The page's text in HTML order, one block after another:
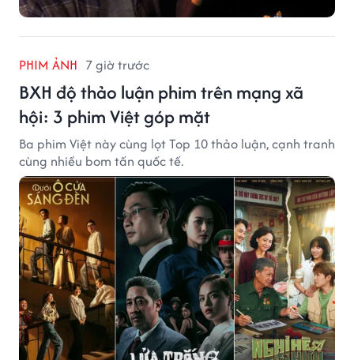
PHIM ẢNH 7 giờ trước
BXH độ thảo luận phim trên mạng xã
hội: 3 phim Việt góp mặt
Ba phim Việt này cùng lọt Top 10 thảo luận, cạnh tranh
cùng nhiều bom tấn quốc tế.